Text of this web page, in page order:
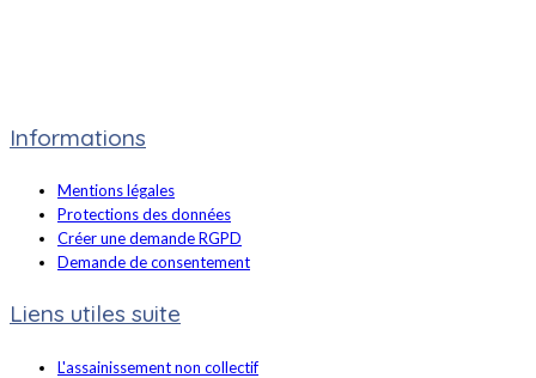
Informations
Mentions légales
Protections des données
Créer une demande RGPD
Demande de consentement
Liens utiles suite
L'assainissement non collectif